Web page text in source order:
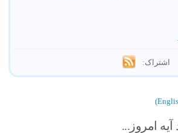
اشتراک:
امروز...